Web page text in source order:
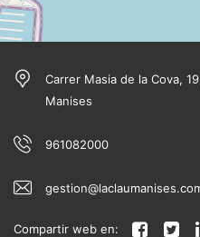
Carrer Masia de la Cova,
Manises
961082000
Compartir web en: